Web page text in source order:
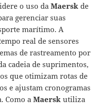
o uso daMaersk de
gerenciar suas
marítimo. A
real de sensores
de rastreamento por
cadeia de suprimentos,
que otimizam rotas de
e ajustam cronogramas
Como aMaersk utiliza